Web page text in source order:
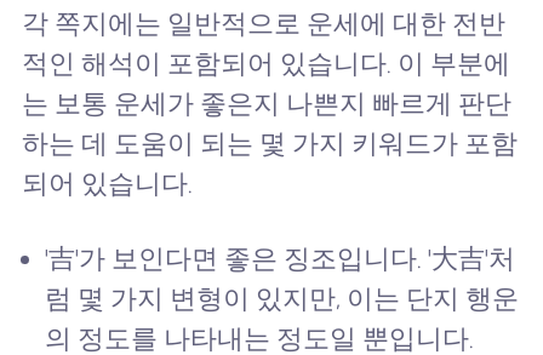
각 쪽지에는 일반적으로 운세에 대한 전반
적인 해석이 포함되어 있습니다. 이 부분에
는 보통 운세가 좋은지 나쁜지 빠르게 판단
하는 데 도움이 되는 몇 가지 키워드가 포함
되어 있습니다.
'吉'가 보인다면 좋은 징조입니다. '大吉'처
럼 몇 가지 변형이 있지만, 이는 단지 행운
의 정도를 나타내는 정도일 뿐입니다.